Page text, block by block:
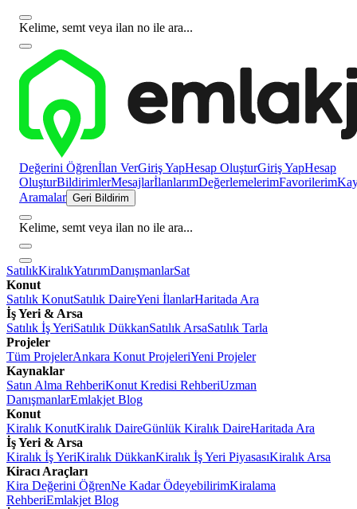
Kelime, semt veya ilan no ile ara...
Değerini Öğrenİlan VerGiriş YapHesap OluşturGiriş YapHesap
OluşturBildirimlerMesajlarİlanlarımDeğerlemelerimFavorilerim
Aramalar Geri Bildirim
Kelime, semt veya ilan no ile ara...
SatılıkKiralıkYatırımDanışmanlarSat
Konut
Satılık KonutSatılık DaireYeni İlanlarHaritada Ara
İş Yeri & Arsa
Satılık İş YeriSatılık DükkanSatılık ArsaSatılık Tarla
Projeler
Tüm ProjelerAnkara Konut ProjeleriYeni Projeler
Kaynaklar
Satın Alma RehberiKonut Kredisi RehberiUzman
DanışmanlarEmlakjet Blog
Konut
Kiralık KonutKiralık DaireGünlük Kiralık DaireHaritada Ara
İş Yeri & Arsa
Kiralık İş YeriKiralık DükkanKiralık İş Yeri PiyasasıKiralık Arsa
Kiracı Araçları
Kira Değerini ÖğrenNe Kadar ÖdeyebilirimKiralama
RehberiEmlakjet Blog